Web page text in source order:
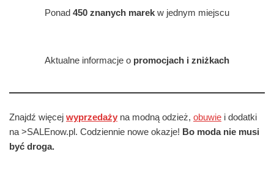
Ponad 450 znanych marek w jednym miejscu
Aktualne informacje o promocjach i zniżkach
Znajdź więcej wyprzedaży na modną odzież, obuwie i dodatki
na >SALEnow.pl. Codziennie nowe okazje! Bo moda nie musi
być droga.